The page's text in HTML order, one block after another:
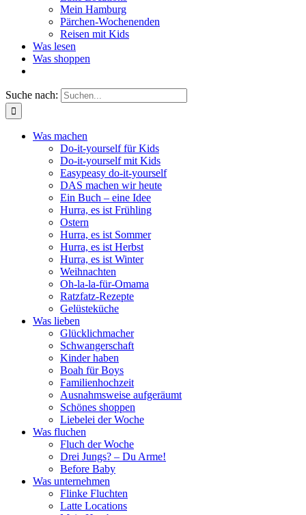
Mein Hamburg
Pärchen-Wochenenden
Reisen mit Kids
Was lesen
Was shoppen
Suche nach:
Was machen
Do-it-yourself für Kids
Do-it-yourself mit Kids
Easypeasy do-it-yourself
DAS machen wir heute
Ein Buch – eine Idee
Hurra, es ist Frühling
Ostern
Hurra, es ist Sommer
Hurra, es ist Herbst
Hurra, es ist Winter
Weihnachten
Oh-la-la-für-Omama
Ratzfatz-Rezepte
Gelüsteküche
Was lieben
Glücklichmacher
Schwangerschaft
Kinder haben
Boah für Boys
Familienhochzeit
Ausnahmsweise aufgeräumt
Schönes shoppen
Liebelei der Woche
Was fluchen
Fluch der Woche
Drei Jungs? – Du Arme!
Before Baby
Was unternehmen
Flinke Fluchten
Latte Locations